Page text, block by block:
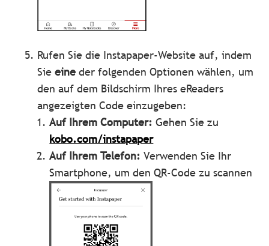
Rufen Sie die Instapaper-Website auf, indem
Sieeine der folgenden Optionen wählen, um
den auf dem Bildschirm Ihres eReaders
angezeigten Code einzugeben:
Auf Ihrem Computer: Gehen Sie zu
kobo.com/instapaper
Auf Ihrem Telefon: Verwenden Sie Ihr
Smartphone, um den QR-Code zu scannen